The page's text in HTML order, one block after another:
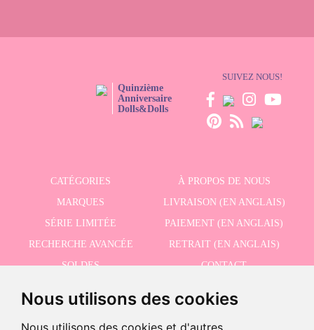
Nous utilisons des cookies
Nous utilisons des cookies et d'autres
Quinzième
Anniversaire
Dolls&Dolls
SUIVEZ NOUS!
CATÉGORIES
À PROPOS DE NOUS
MARQUES
LIVRAISON (EN ANGLAIS)
SÉRIE LIMITÉE
PAIEMENT (EN ANGLAIS)
RECHERCHE AVANCÉE
RETRAIT (EN ANGLAIS)
SOLDES
CONTACT